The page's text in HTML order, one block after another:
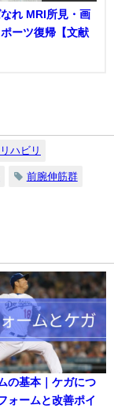
れ MRI所見・画
ーツ復帰【文献
ハビリ
前腕伸筋群
の基本｜ケガにつ
ォームと改善ポイ